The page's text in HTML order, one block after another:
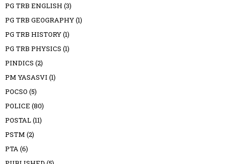
PG TRB ENGLISH (3)
PG TRB GEOGRAPHY(1)
PG TRB HISTORY(1)
PG TRB PHYSICS (1)
PINDICS (2)
PM YASASVI (1)
POCSO (5)
POLICE (80)
POSTAL(11)
PSTM (2)
PTA(6)